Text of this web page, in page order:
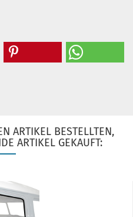
ARTIKEL BESTELLTEN,
ARTIKEL GEKAUFT: